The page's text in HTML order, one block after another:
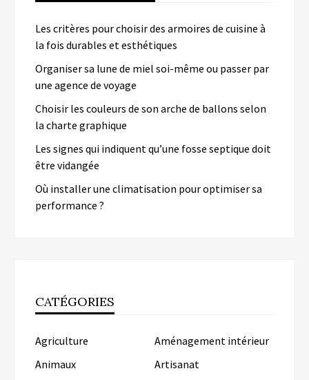
Les critères pour choisir des armoires de cuisine à
la fois durables et esthétiques
Organiser sa lune de miel soi-même ou passer par
une agence de voyage
Choisir les couleurs de son arche de ballons selon
la charte graphique
Les signes qui indiquent qu’une fosse septique doit
être vidangée
Où installer une climatisation pour optimiser sa
performance ?
CATÉGORIES
Agriculture
Aménagement intérieur
Animaux
Artisanat